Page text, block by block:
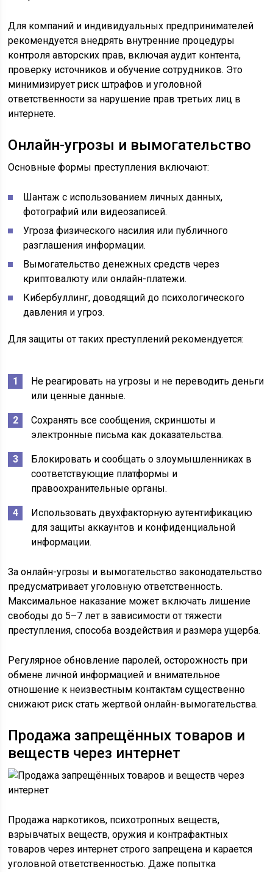
Для компаний и индивидуальных предпринимателей
рекомендуется внедрять внутренние процедуры
контроля авторских прав, включая аудит контента,
проверку источников и обучение сотрудников. Это
минимизирует риск штрафов и уголовной
ответственности за нарушение прав третьих лиц в
интернете.
Онлайн-угрозы и вымогательство
Основные формы преступления включают:
Шантаж с использованием личных данных,
фотографий или видеозаписей.
Угроза физического насилия или публичного
разглашения информации.
Вымогательство денежных средств через
криптовалюту или онлайн-платежи.
Кибербуллинг, доводящий до психологического
давления и угроз.
Для защиты от таких преступлений рекомендуется:
Не реагировать на угрозы и не переводить деньги
или ценные данные.
Сохранять все сообщения, скриншоты и
электронные письма как доказательства.
Блокировать и сообщать о злоумышленниках в
соответствующие платформы и
правоохранительные органы.
Использовать двухфакторную аутентификацию
для защиты аккаунтов и конфиденциальной
информации.
За онлайн-угрозы и вымогательство законодательство
предусматривает уголовную ответственность.
Максимальное наказание может включать лишение
свободы до 5–7 лет в зависимости от тяжести
преступления, способа воздействия и размера ущерба.
Регулярное обновление паролей, осторожность при
обмене личной информацией и внимательное
отношение к неизвестным контактам существенно
снижают риск стать жертвой онлайн-вымогательства.
Продажа запрещённых товаров и
веществ через интернет
Продажа наркотиков, психотропных веществ,
взрывчатых веществ, оружия и контрафактных
товаров через интернет строго запрещена и карается
уголовной ответственностью. Даже попытка